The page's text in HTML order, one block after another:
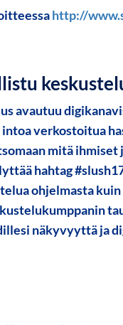
http://
avautuu
verkostoitua
mitä ihmiset
hahtag
ohjelmasta
näkyvyyttä ja